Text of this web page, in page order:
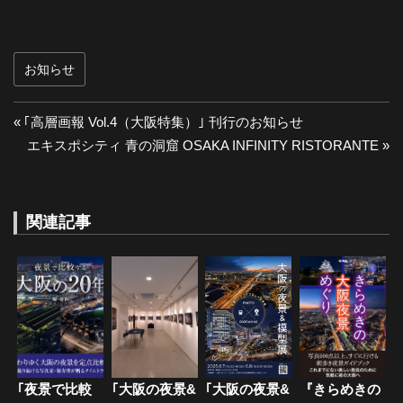
お知らせ
投
ビ
ゲ
ー
シ
ョ
前
の
｢高層画報 Vol.4（大阪特集）｣ 刊行のお知らせ
次
稿:
エキスポシティ 青の洞窟 OSAKA INFINITY RISTORANTE
関連記事
｢夜景で比較 ｢大阪の夜景& ｢大阪の夜景& 『きらめきの